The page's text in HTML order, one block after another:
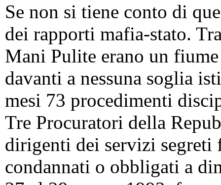
Se non si tiene conto di
dei rapporti mafia-stato.
Mani Pulite erano un
davanti a nessuna soglia
mesi 73 procedimenti
Tre Procuratori della
dirigenti dei servizi segreti
condannati o obbligati a